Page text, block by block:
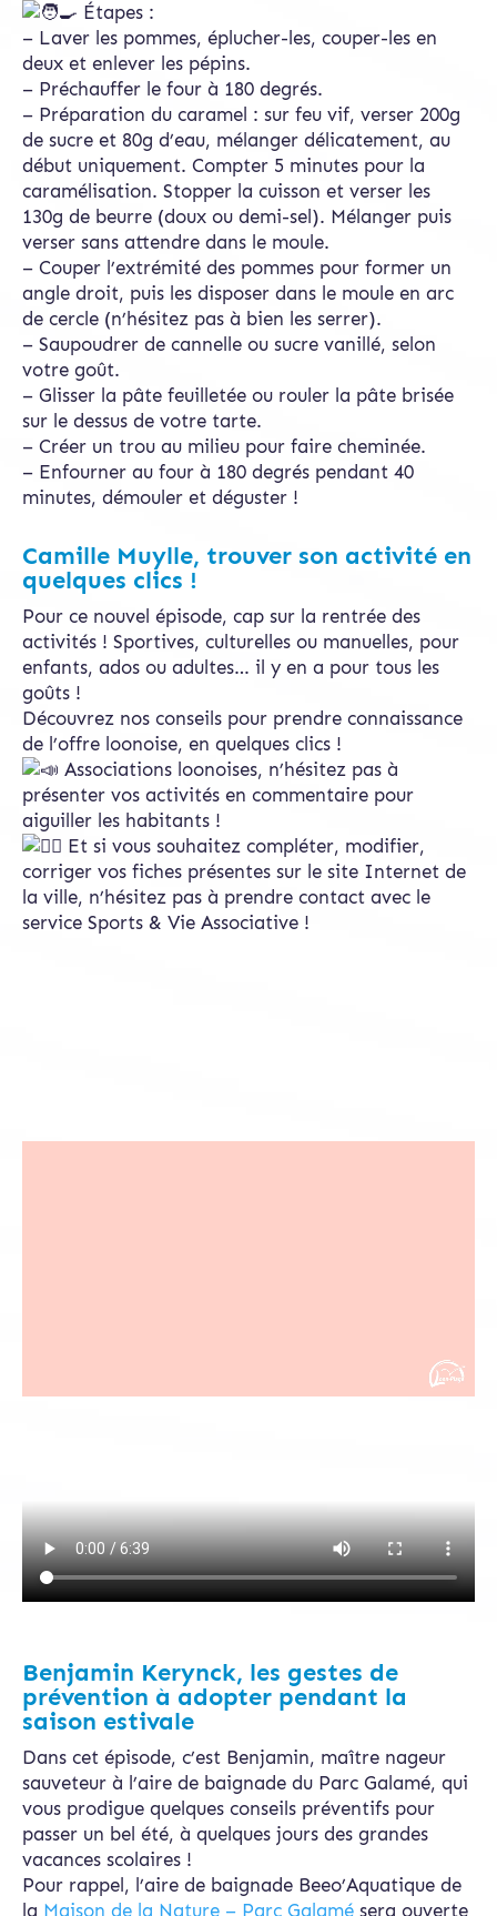
Étapes :
– Laver les pommes, éplucher-les, couper-les en
deux et enlever les pépins.
– Préchauffer le four à 180 degrés.
– Préparation du caramel : sur feu vif, verser 200g
de sucre et 80g d’eau, mélanger délicatement, au
début uniquement. Compter 5 minutes pour la
caramélisation. Stopper la cuisson et verser les
130g de beurre (doux ou demi-sel). Mélanger puis
verser sans attendre dans le moule.
– Couper l’extrémité des pommes pour former un
angle droit, puis les disposer dans le moule en arc
de cercle (n’hésitez pas à bien les serrer).
– Saupoudrer de cannelle ou sucre vanillé, selon
votre goût.
– Glisser la pâte feuilletée ou rouler la pâte brisée
sur le dessus de votre tarte.
– Créer un trou au milieu pour faire cheminée.
– Enfourner au four à 180 degrés pendant 40
minutes, démouler et déguster !
Camille Muylle, trouver son activité en
quelques clics !
Pour ce nouvel épisode, cap sur la rentrée des
activités ! Sportives, culturelles ou manuelles, pour
enfants, ados ou adultes… il y en a pour tous les
goûts !
Découvrez nos conseils pour prendre connaissance
de l’offre loonoise, en quelques clics !
Associations loonoises, n’hésitez pas à
présenter vos activités en commentaire pour
aiguiller les habitants !
Et si vous souhaitez compléter, modifier,
corriger vos fiches présentes sur le site Internet de
la ville, n’hésitez pas à prendre contact avec le
service Sports & Vie Associative !
Benjamin Kerynck, les gestes de
prévention à adopter pendant la
saison estivale
Dans cet épisode, c’est Benjamin, maître nageur
sauveteur à l’aire de baignade du Parc Galamé, qui
vous prodigue quelques conseils préventifs pour
passer un bel été, à quelques jours des grandes
vacances scolaires !
Pour rappel, l’aire de baignade Beeo’Aquatique de
la Maison de la Nature – Parc Galamé sera ouverte